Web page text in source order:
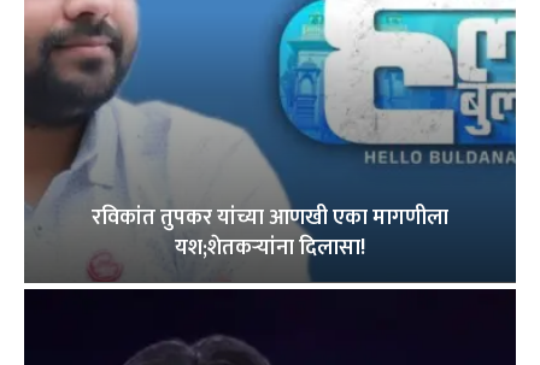
रविकांत तुपकर यांच्या आणखी एका मागणीला
यश;शेतकऱ्यांना दिलासा!